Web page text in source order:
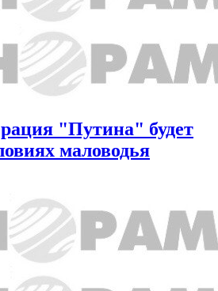
"Путина" будет
маловодья